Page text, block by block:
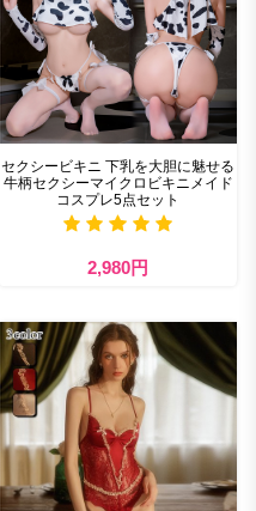
セクシービキニ 下乳を大胆に魅せる
牛柄セクシーマイクロビキニメイド
コスプレ5点セット
2,980円